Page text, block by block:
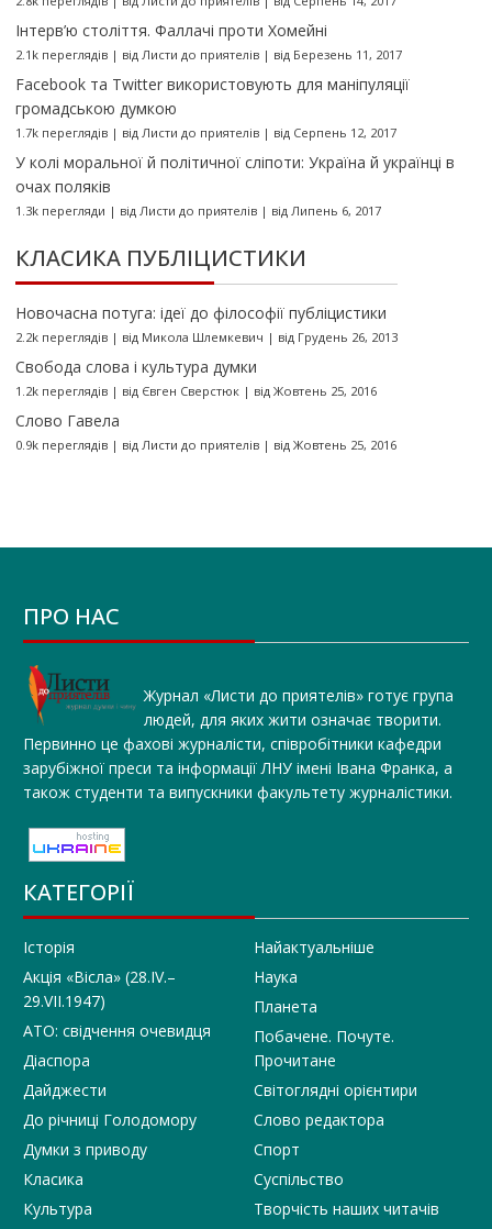
Інтерв’ю століття. Фаллачі проти Хомейні
2.1k переглядів| від Листи до приятелів| від Березень 11, 2017
Facebook та Twitter використовують для маніпуляції
громадською думкою
1.7k переглядів| від Листи до приятелів| від Серпень 12, 2017
У колі моральної й політичної сліпоти: Україна й українці в
очах поляків
1.3k перегляди | від Листи до приятелів| від Липень 6, 2017
КЛАСИКА ПУБЛІЦИСТИКИ
Новочасна потуга: ідеї до філософії публіцистики
2.2k переглядів| від Микола Шлемкевич | від Грудень 26, 2013
Свобода слова і культура думки
1.2k переглядів| від Євген Сверстюк| від Жовтень 25, 2016
Слово Гавела
0.9k переглядів| від Листи до приятелів| від Жовтень 25, 2016
ПРО НАС
Журнал «Листи до приятелів» готує група
людей, для яких жити означає творити.
Первинно це фахові журналісти, співробітники кафедри
зарубіжної преси та інформації ЛНУ імені Івана Франка, а
також студенти та випускники факультету журналістики.
КАТЕГОРІЇ
Історія
Акція «Вісла» (28.IV.–
29.VII.1947)
АТО: свідчення очевидця
Діаспора
Дайджести
До річниці Голодомору
Думки з приводу
Класика
Культура
Найактуальніше
Наука
Планета
Побачене. Почуте.
Прочитане
Світоглядні орієнтири
Слово редактора
Спорт
Суспільство
Творчість наших читачів